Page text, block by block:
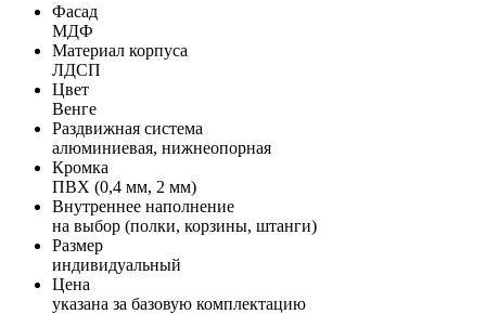
Фасад
МДФ
Материал корпуса
ЛДСП
Цвет
Венге
Раздвижная система
алюминиевая, нижнеопорная
Кромка
ПВХ (0,4 мм, 2 мм)
Внутреннее наполнение
на выбор (полки, корзины, штанги)
Размер
индивидуальный
Цена
указана за базовую комплектацию